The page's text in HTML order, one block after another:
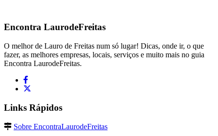
Encontra LaurodeFreitas
O melhor de Lauro de Freitas num só lugar! Dicas, onde ir, o que
fazer, as melhores empresas, locais, serviços e muito mais no guia
Encontra LaurodeFreitas.
Links Rápidos
Sobre EncontraLaurodeFreitas